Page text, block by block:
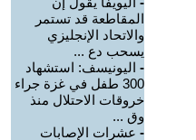
المقاطعة قد تستمر
والاتحاد الإنجليزي
يسحب دع ...
- اليونيسف: استشهاد
300 طفل في غزة جراء
خروقات الاحتلال منذ
وق ...
- عشرات الإصابات